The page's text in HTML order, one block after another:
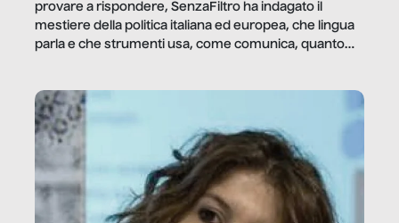
provare a rispondere, SenzaFiltro ha indagato il
mestiere della politica italiana ed europea, che lingua
parla e che strumenti usa, come comunica, quanto